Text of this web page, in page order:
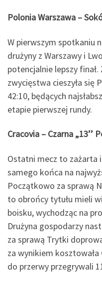
Polonia Warszawa –
W pierwszym spotkaniu
drużyny z Warszawy i
potencjalnie lepszy
zwycięstwa cieszyła się
42:10, będących
etapie pierwszej rundy.
Cracovia – Czarna „13’’
Ostatni mecz to zażarta
samego końca na
Początkowo za sprawą
to obrońcy tytułu mieli
boisku, wychodząc na
Drużyna gospodarzy
za sprawą Trytki
za wynikiem
do przerwy przegrywali